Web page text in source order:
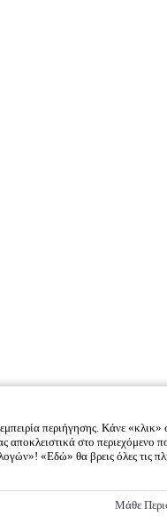
περιήγησης. Κάνε «κλικ»
στο περιεχόμενο
«Εδώ» θα βρεις όλες τις
Μάθε